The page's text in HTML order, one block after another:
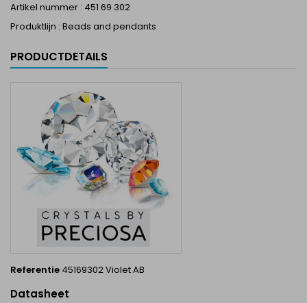
Artikel nummer : 451 69 302
Produktlijn : Beads and pendants
PRODUCTDETAILS
Referentie 45169302 Violet AB
Datasheet